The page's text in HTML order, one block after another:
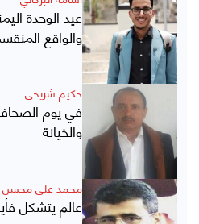
عيد الوحدة
والواقع
حكيم شريحي
في يوم
والخيانة
محمد علي محسن
عالم يتشكل